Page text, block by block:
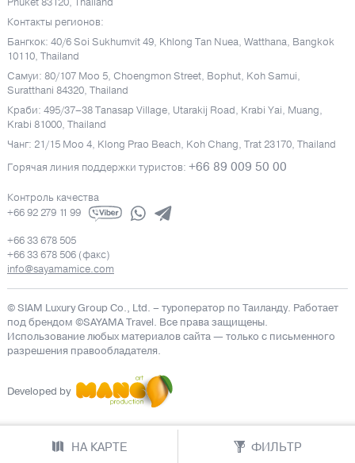
Контакты регионов:
Бангкок: 40/6 Soi Sukhumvit 49, Khlong Tan Nuea, Watthana, Bangkok
10110, Thailand
Самуи: 80/107 Moo 5, Choengmon Street, Bophut, Koh Samui,
Suratthani 84320, Thailand
Краби: 495/37–38 Tanasap Village, Utarakij Road, Krabi Yai, Muang,
Krabi 81000, Thailand
Чанг: 21/15 Moo 4, Klong Prao Beach, Koh Chang, Trat 23170, Thailand
Горячая линия поддержки туристов: +66 89 009 50 00
Контроль качества
+66 92 279 11 99
+66 33 678 505
+66 33 678 506 (факс)
info@sayamamice.com
© SIAM Luxury Group Co., Ltd. – туроператор по Таиланду. Работает
под брендом ©SAYAMA Travel. Все права защищены.
Использование любых материалов сайта — только с письменного
разрешения правообладателя.
Developed by
НА КАРТЕ ФИЛЬТР